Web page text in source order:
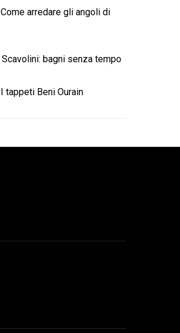
Come arredare gli angoli di
Scavolini: bagni senza tempo
I tappeti Beni Ourain